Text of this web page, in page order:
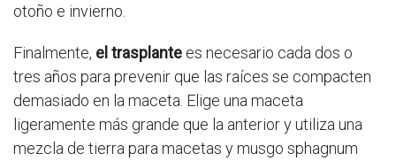
otoño e invierno.
Finalmente, el trasplante es necesario cada dos o
tres años para prevenir que las raíces se compacten
demasiado en la maceta. Elige una maceta
ligeramente más grande que la anterior y utiliza una
mezcla de tierra para macetas y musgo sphagnum